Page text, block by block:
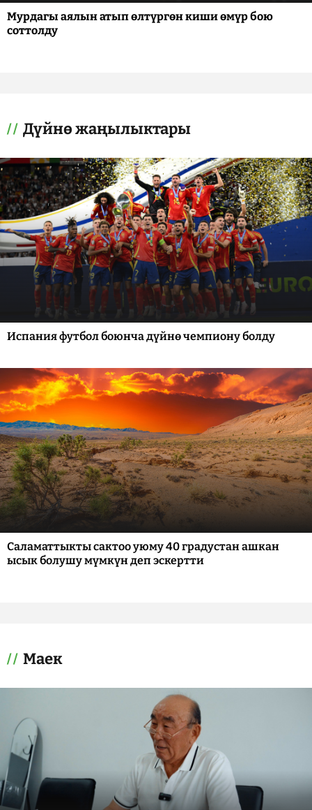
Мурдагы аялын атып өлтүргөн киши өмүр бою
соттолду
Дүйнө жаңылыктары
Испания футбол боюнча дүйнө чемпиону болду
Саламаттыкты сактоо уюму 40 градустан ашкан
ысык болушу мүмкүн деп эскертти
Маек